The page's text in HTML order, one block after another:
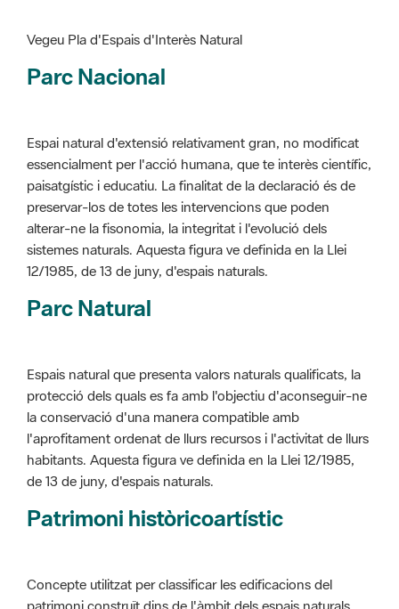
Espai natural d'extensió relativament gran, no modificat
preservar-los de totes les intervencions que poden
alterar-ne la fisonomia, la integritat i l'evolució dels
sistemes naturals. Aquesta figura ve definida en la Llei
12/1985, de 13 de juny, d'espais naturals.
Parc Natural
Espais natural que presenta valors naturals qualificats, la
l'aprofitament ordenat de llurs recursos i l'activitat de llurs
habitants. Aquesta figura ve definida en la Llei 12/1985,
de 13 de juny, d'espais naturals.
Patrimoni històricoartístic
Concepte utilitzat per classificar les edificacions del
Pla Espais Interès Natural